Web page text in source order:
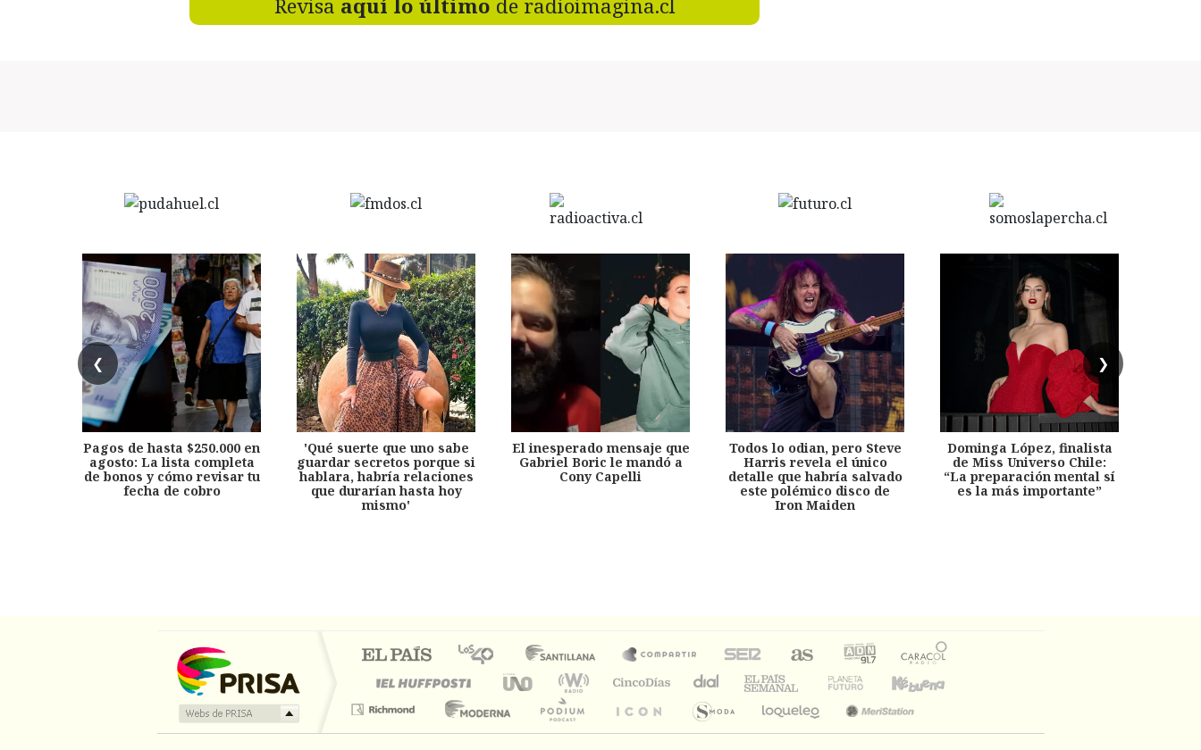
Revisa aquí lo último de radioimagina.cl
❮ ❯
Pagos de hasta $250.000 en
agosto: La lista completa
de bonos y cómo revisar tu
fecha de cobro
'Qué suerte que uno sabe
guardar secretos porque si
hablara, habría relaciones
que durarían hasta hoy
mismo'
El inesperado mensaje que
Gabriel Boric le mandó a
Cony Capelli
Todos lo odian, pero Steve
Harris revela el único
detalle que habría salvado
este polémico disco de
Iron Maiden
Dominga López, finalista
de Miss Universo Chile:
“La preparación mental sí
es la más importante”